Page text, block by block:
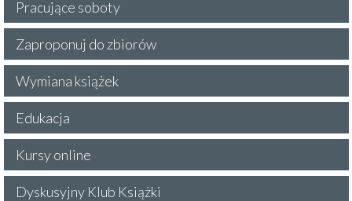
Pracujące soboty
Zaproponuj do zbiorów
Wymiana książek
Edukacja
Kursy online
Dyskusyjny Klub Książki